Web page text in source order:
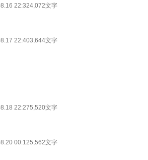
22:324,072文字
22:403,644文字
22:275,520文字
00:125,562文字